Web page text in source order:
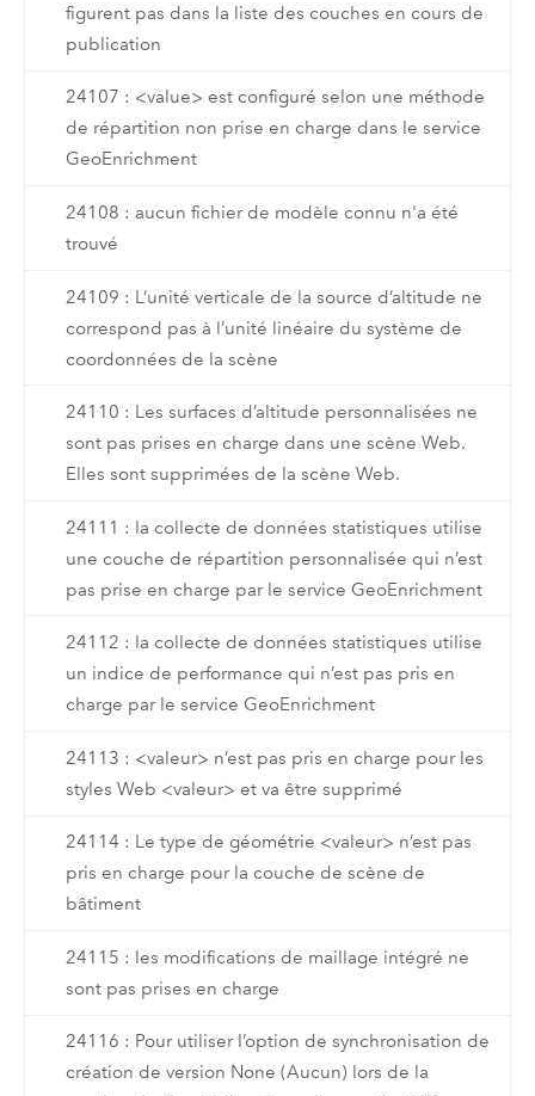
figurent pas dans la liste des couches en cours de
publication
24107 : <value> est configuré selon une méthode
de répartition non prise en charge dans le service
GeoEnrichment
24108 : aucun fichier de modèle connu n'a été
trouvé
24109 : L’unité verticale de la source d’altitude ne
correspond pas à l’unité linéaire du système de
coordonnées de la scène
24110 : Les surfaces d’altitude personnalisées ne
sont pas prises en charge dans une scène Web.
Elles sont supprimées de la scène Web.
24111 : la collecte de données statistiques utilise
une couche de répartition personnalisée qui n’est
pas prise en charge par le service GeoEnrichment
24112 : la collecte de données statistiques utilise
un indice de performance qui n’est pas pris en
charge par le service GeoEnrichment
24113 : <valeur> n’est pas pris en charge pour les
styles Web <valeur> et va être supprimé
24114 : Le type de géométrie <valeur> n’est pas
pris en charge pour la couche de scène de
bâtiment
24115 : les modifications de maillage intégré ne
sont pas prises en charge
24116 : Pour utiliser l’option de synchronisation de
création de version None (Aucun) lors de la